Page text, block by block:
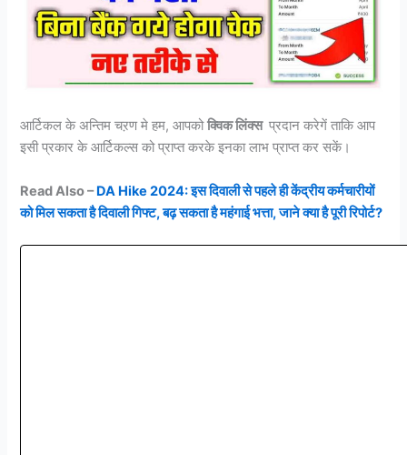
आर्टिकल के अन्तिम चऱण मे हम, आपकोक्विक लिंक्स प्रदान करेगें ताकि आप
इसी प्रकार के आर्टिकल्स को प्राप्त करके इनका लाभ प्राप्त कर सकें।
Read Also –DA Hike 2024: इस दिवाली से पहले ही केंद्रीय कर्मचारीयों
को मिल सकता है दिवाली गिफ्ट, बढ़ सकता है महंगाई भत्ता, जाने क्या है पूरी रिपोर्ट?